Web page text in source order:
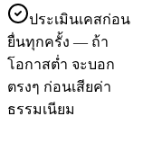
ประเมินเคสก่อน
ยื่นทุกครั้ง — ถ้า
โอกาสต่ำ จะบอก
ตรงๆ ก่อนเสียค่า
ธรรมเนียม